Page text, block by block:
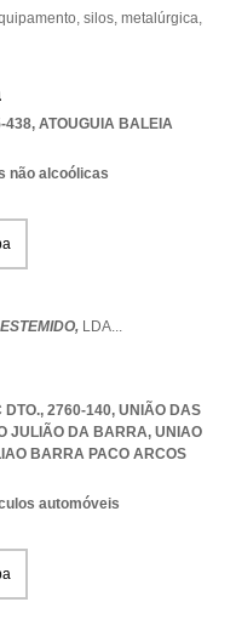
silos, metalúrgica,
438, ATOUGUIA BALEIA
não alcoólicas
LDA...
2760-140, UNIÃO DAS
JULIÃO DA BARRA, UNIAO
BARRA PACO ARCOS
automóveis